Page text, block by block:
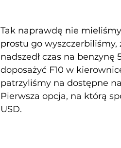
Tak naprawdę nie
prostu go
nadszedł czas na benzynę
doposażyć F10 w
patrzyliśmy na dostępne
Pierwsza opcja, na którą
USD.